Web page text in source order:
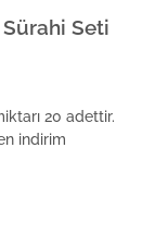
Seti
20 adettir.
indirim